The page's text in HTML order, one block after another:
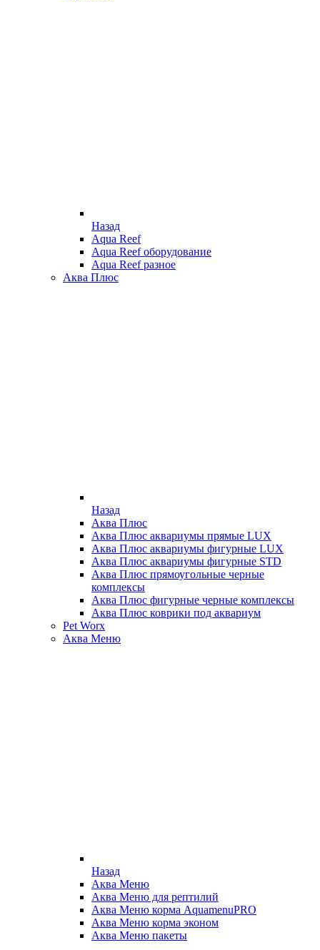
Назад
Aqua Reef
Aqua Reef оборудование
Aqua Reef разное
Аква Плюс
Назад
Аква Плюс
Аква Плюс аквариумы прямые LUX
Аква Плюс аквариумы фигурные LUX
Аква Плюс аквариумы фигурные STD
Аква Плюс прямоугольные черные
комплексы
Аква Плюс фигурные черные комплексы
Аква Плюс коврики под аквариум
Pet Worx
Аква Меню
Назад
Аква Меню
Аква Меню для рептилий
Аква Меню корма AquamenuPRO
Аква Меню корма эконом
Аква Меню пакеты